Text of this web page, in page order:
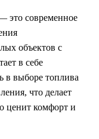
это современное
объектов с
в себе
в выборе топлива
что делает
ценит комфорт и